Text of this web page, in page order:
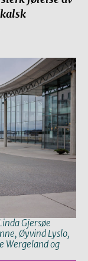
Gjersøe
Øyvind Lyslo,
Wergeland og